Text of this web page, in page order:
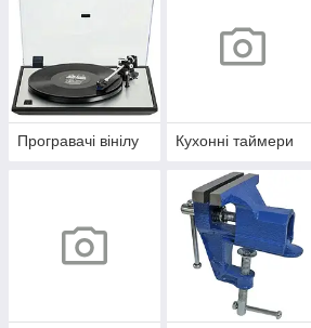
Програвачі вінілу Кухонні таймери